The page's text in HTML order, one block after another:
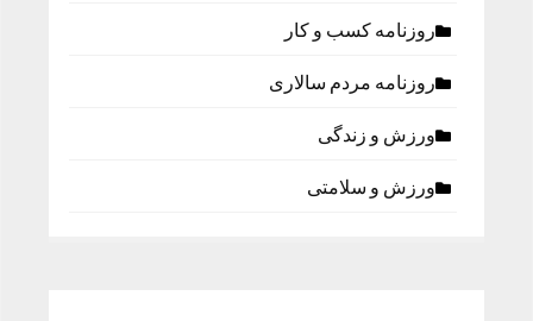
روزنامه كسب و كار
روزنامه مردم سالاری
ورزش و زندگی
ورزش و سلامتی